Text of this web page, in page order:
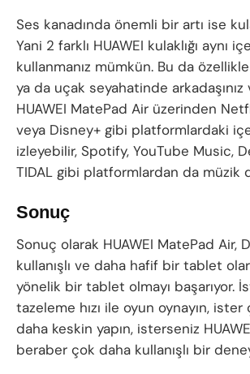
Ses kanadında önemli bir artı ise
Yani 2 farklı HUAWEI kulaklığı aynı
kullanmanız mümkün. Bu da
ya da uçak seyahatinde arkadaşınız
HUAWEI MatePad Air üzerinden
veya Disney+ gibi platformlardaki
izleyebilir, Spotify, YouTube Music,
TIDAL gibi platformlardan da müzik
Sonuç
Sonuç olarak HUAWEI MatePad Air,
kullanışlı ve daha hafif bir tablet
yönelik bir tablet olmayı başarıyor.
tazeleme hızı ile oyun oynayın,
daha keskin yapın, isterseniz
beraber çok daha kullanışlı bir